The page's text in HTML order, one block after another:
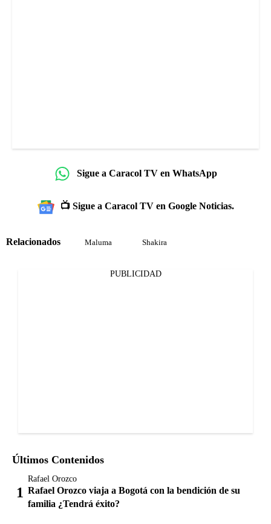
Sigue a Caracol TV en WhatsApp
📺 Sigue a Caracol TV en Google Noticias.
Relacionados Maluma Shakira
PUBLICIDAD
Últimos Contenidos
Rafael Orozco
Rafael Orozco viaja a Bogotá con la bendición de su
familia ¿Tendrá éxito?